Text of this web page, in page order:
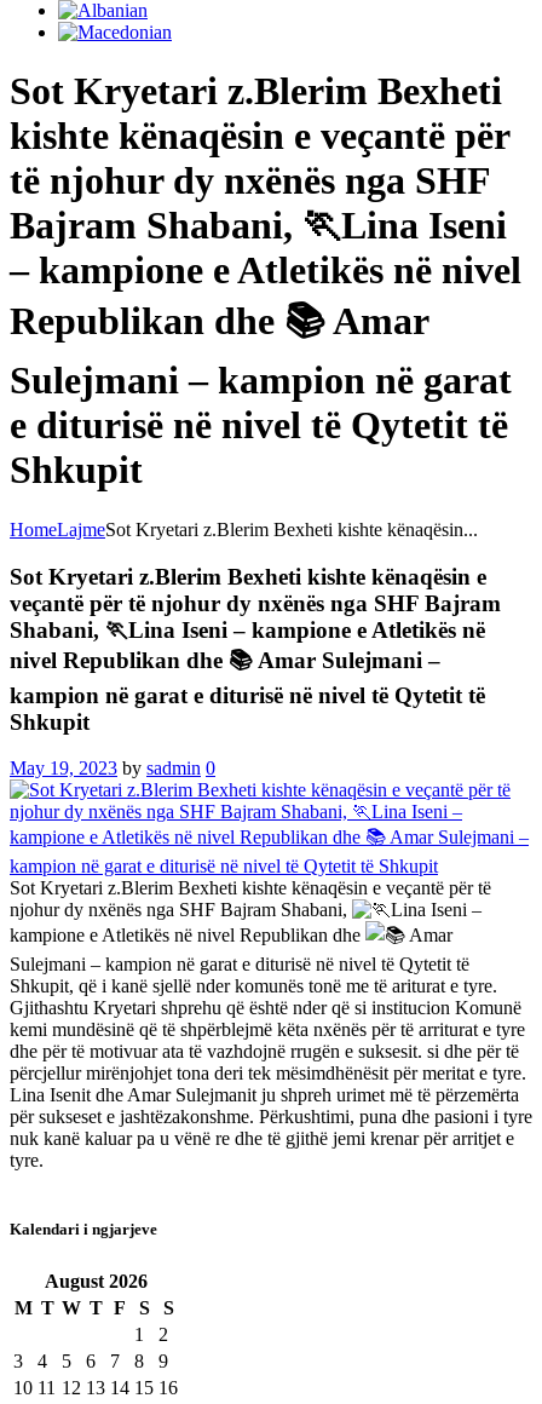
Sot Kryetari z.Blerim Bexheti
kishte kënaqësin e veçantë për
të njohur dy nxënës nga SHF
Bajram Shabani, 🏃Lina Iseni
– kampione e Atletikës në nivel
Republikan dhe 📚 Amar
Sulejmani – kampion në garat
e diturisë në nivel të Qytetit të
Shkupit
HomeLajmeSot Kryetari z.Blerim Bexheti kishte kënaqësin...
Sot Kryetari z.Blerim Bexheti kishte kënaqësin e
veçantë për të njohur dy nxënës nga SHF Bajram
Shabani, 🏃Lina Iseni – kampione e Atletikës në
nivel Republikan dhe 📚 Amar Sulejmani –
kampion në garat e diturisë në nivel të Qytetit të
Shkupit
May 19, 2023 by sadmin 0
Sot Kryetari z.Blerim Bexheti kishte kënaqësin e veçantë për të
njohur dy nxënës nga SHF Bajram Shabani,
Lina Iseni –
kampione e Atletikës në nivel Republikan dhe
Amar
Sulejmani – kampion në garat e diturisë në nivel të Qytetit të
Shkupit, që i kanë sjellë nder komunës tonë me të ariturat e tyre.
Gjithashtu Kryetari shprehu që është nder që si institucion Komunë
kemi mundësinë që të shpërblejmë këta nxënës për të arriturat e tyre
dhe për të motivuar ata të vazhdojnë rrugën e suksesit. si dhe për të
përcjellur mirënjohjet tona deri tek mësimdhënësit për meritat e tyre.
Lina Isenit dhe Amar Sulejmanit ju shpreh urimet më të përzemërta
për sukseset e jashtëzakonshme. Përkushtimi, puna dhe pasioni i tyre
nuk kanë kaluar pa u vënë re dhe të gjithë jemi krenar për arritjet e
tyre.
Kalendari i ngjarjeve
August 2026
M T W T F S
S
1
2
3
4 5 6 7 8
9
10 11 12 13 14 15 16